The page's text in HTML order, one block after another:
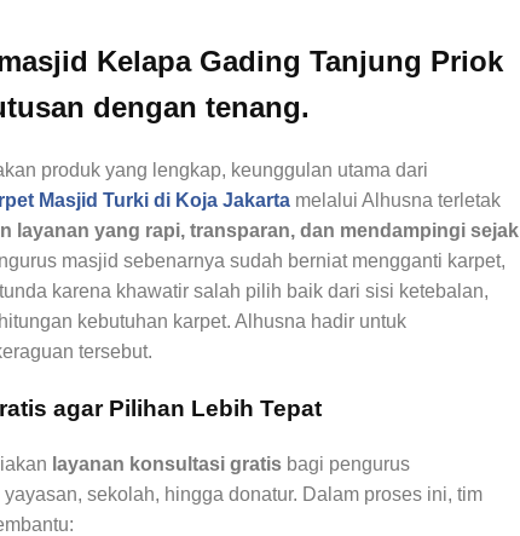
Kelapa Gading Tanjung Priok
dengan tenang.
produk yang lengkap, keunggulan utama dari
Masjid Turki di Koja Jakarta melalui Alhusna terletak
layanan yang rapi, transparan, dan mendampingi sejak
masjid sebenarnya sudah berniat mengganti karpet,
karena khawatir salah pilih baik dari sisi ketebalan,
kebutuhan karpet. Alhusna hadir untuk
tersebut.
agar Pilihan Lebih Tepat
layanan konsultasi gratis bagi pengurus
sekolah, hingga donatur. Dalam proses ini, tim